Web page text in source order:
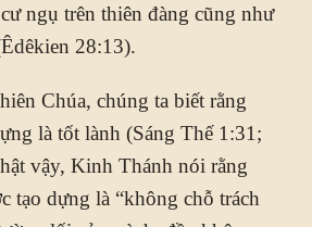
ngụ trên thiên đàng cũng như
28:13).
Chúa, chúng ta biết rằng
là tốt lành (Sáng Thế 1:31;
vậy, Kinh Thánh nói rằng
tạo dựng là “không chỗ trách